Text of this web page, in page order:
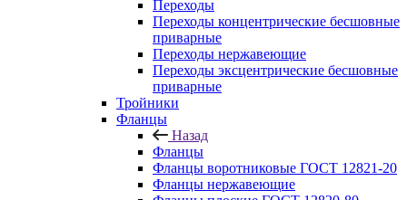
Переходы
Переходы концентрические бесшовные
приварные
Переходы нержавеющие
Переходы эксцентрические бесшовные
приварные
Тройники
Фланцы
Назад
Фланцы
Фланцы воротниковые ГОСТ 12821-20
Фланцы нержавеющие